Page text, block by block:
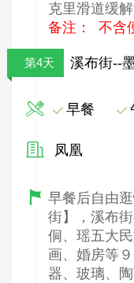
克里滑道缓
备注： 不含
第4天 溪布街--
早餐
凤凰
早餐后自由
街】，溪布
侗、瑶五大
画、婚房等
器、玻璃、